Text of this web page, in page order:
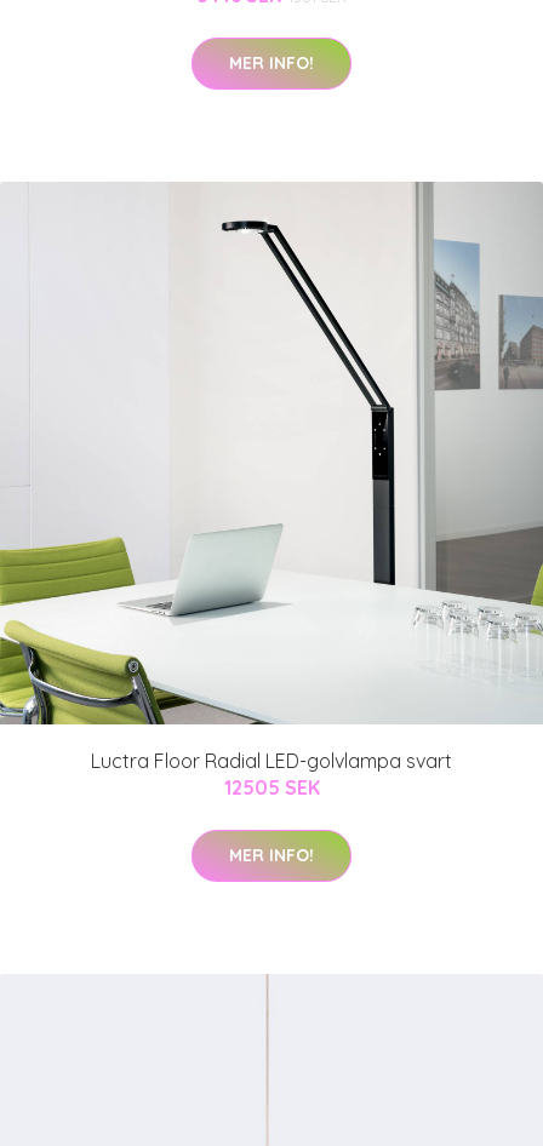
MER INFO!
Luctra Floor Radial LED-golvlampa svart
12505 SEK
MER INFO!